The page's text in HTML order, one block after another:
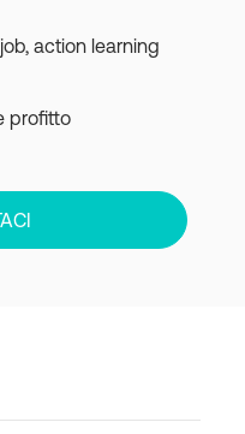
action learning
profitto